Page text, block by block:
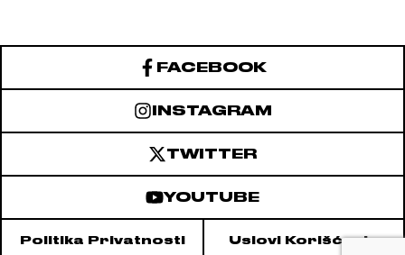
FACEBOOK
INSTAGRAM
TWITTER
YOUTUBE
Politika Privatnosti Uslovi Korišćenja